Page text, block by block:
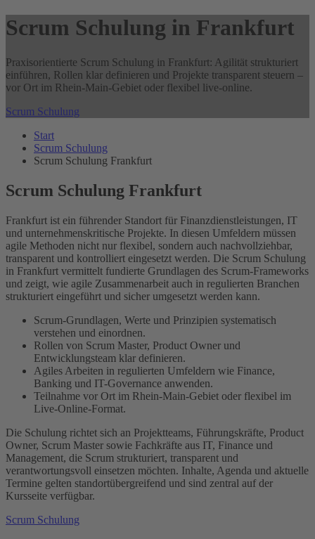
Scrum Schulung in Frankfurt
Praxisorientierte Scrum Schulung in Frankfurt: Agilität strukturiert
einführen, Rollen klar definieren und Projekte transparent steuern –
vor Ort im Rhein-Main-Gebiet oder flexibel live-online.
Scrum Schulung
Start
Scrum Schulung
Scrum Schulung Frankfurt
Scrum Schulung Frankfurt
Frankfurt ist ein führender Standort für Finanzdienstleistungen, IT
und unternehmenskritische Projekte. In diesen Umfeldern müssen
agile Methoden nicht nur flexibel, sondern auch nachvollziehbar,
transparent und kontrolliert eingesetzt werden. Die Scrum Schulung
in Frankfurt vermittelt fundierte Grundlagen des Scrum-Frameworks
und zeigt, wie agile Zusammenarbeit auch in regulierten Branchen
strukturiert eingeführt und sicher umgesetzt werden kann.
Scrum-Grundlagen, Werte und Prinzipien systematisch
verstehen und einordnen.
Rollen von Scrum Master, Product Owner und
Entwicklungsteam klar definieren.
Agiles Arbeiten in regulierten Umfeldern wie Finance,
Banking und IT-Governance anwenden.
Teilnahme vor Ort im Rhein-Main-Gebiet oder flexibel im
Live-Online-Format.
Die Schulung richtet sich an Projektteams, Führungskräfte, Product
Owner, Scrum Master sowie Fachkräfte aus IT, Finance und
Management, die Scrum strukturiert, transparent und
verantwortungsvoll einsetzen möchten. Inhalte, Agenda und aktuelle
Termine gelten standortübergreifend und sind zentral auf der
Kursseite verfügbar.
Scrum Schulung